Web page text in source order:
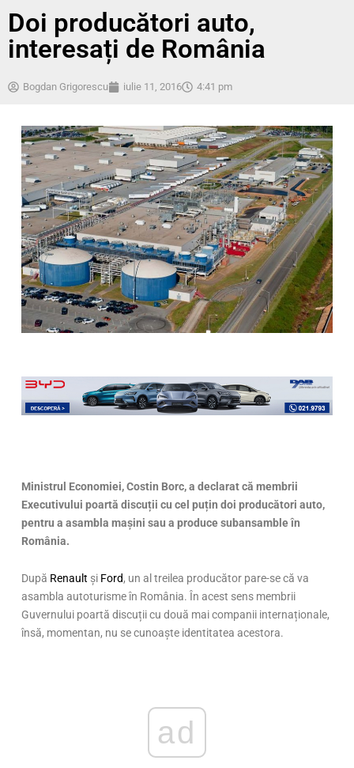
Doi producători auto,
interesați de România
Bogdan Grigorescu iulie 11, 2016 4:41 pm
Ministrul Economiei, Costin Borc, a declarat că membrii
Executivului poartă discuții cu cel puțin doi producători auto,
pentru a asambla mașini sau a produce subansamble în
România.
După Renault și Ford, un al treilea producător pare-se că va
asambla autoturisme în România. În acest sens membrii
Guvernului poartă discuții cu două mai companii internaționale,
însă, momentan, nu se cunoaște identitatea acestora.
ad